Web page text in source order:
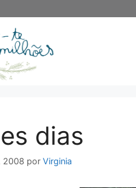
dias
2008 por Virginia